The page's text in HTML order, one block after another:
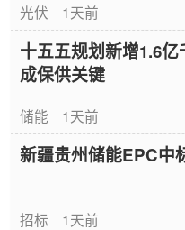
光伏 1天前
十五五规划新增1.6
成保供关键
储能 1天前
新疆贵州储能EPC中
招标 1天前